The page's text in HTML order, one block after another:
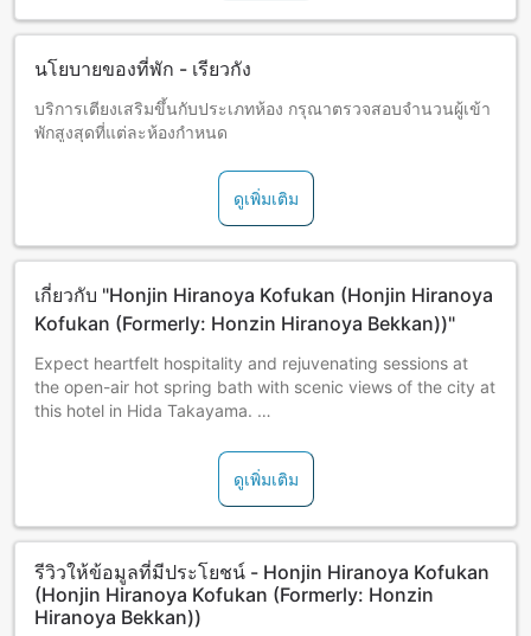
นโยบายของที่พัก - เรียวกัง
บริการเตียงเสริมขึ้นกับประเภทห้อง กรุณาตรวจสอบจำนวนผู้เข้า
พักสูงสุดที่แต่ละห้องกำหนด
ดูเพิ่มเติม
เกี่ยวกับ "Honjin Hiranoya Kofukan (Honjin Hiranoya
Kofukan (Formerly: Honzin Hiranoya Bekkan))"
Expect heartfelt hospitality and rejuvenating sessions at
the open-air hot spring bath with scenic views of the city at
this hotel in Hida Takayama.
The hotel is in an ideal location right next to the popular
Takayama Jinya morning market.
It takes about 7 minutes on foot or 3 minutes by free
the Hida Minzoku Mura Folk Village, Hida no Sato.
The Sanmachi-dori historic district is easily accessible.
ดูเพิ่มเติม
รีวิวให้ข้อมูลที่มีประโยชน์ - Honjin Hiranoya Kofukan
(Honjin Hiranoya Kofukan (Formerly: Honzin
Hiranoya Bekkan))